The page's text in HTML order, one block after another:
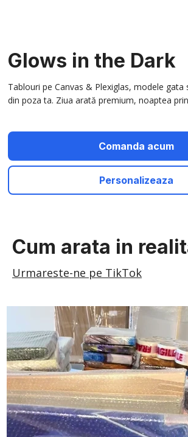
Glows in the Dark
Tablouri pe Canvas & Plexiglas, modele gata
din poza ta. Ziua arată premium, noaptea
Comanda acum
Personalizeaza
Cum arata in
Urmareste-ne pe TikTok